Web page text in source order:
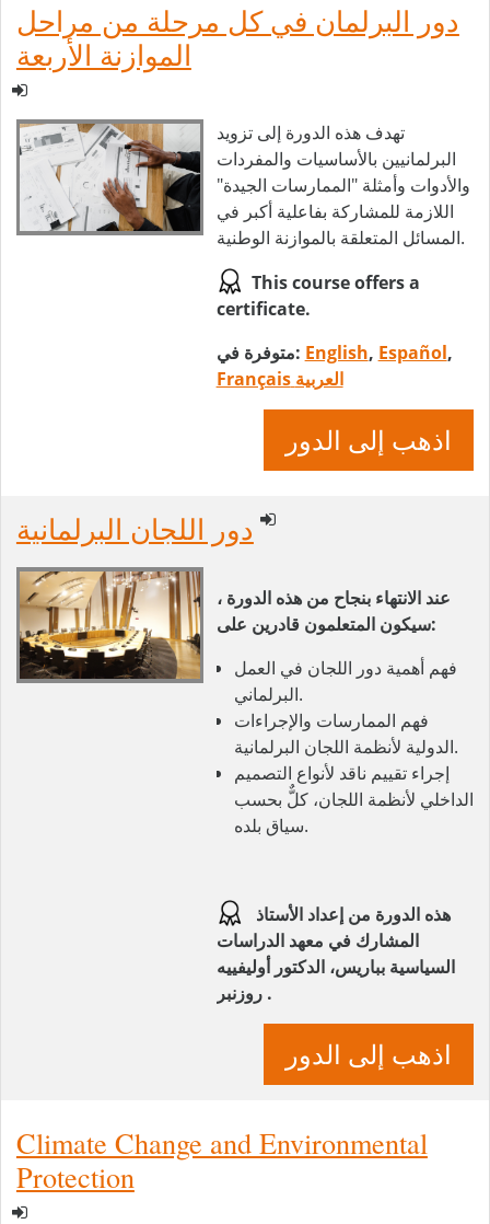
دور البرلمان في كل مرحلة من مراحل
الموازنة الأربعة
تهدف هذه الدورة إلى تزويد
البرلمانيين بالأساسيات والمفردات
والأدوات وأمثلة "الممارسات الجيدة"
اللازمة للمشاركة بفاعلية أكبر في
المسائل المتعلقة بالموازنة الوطنية.
This course offers a
certificate.
متوفرة في: English, Español,
Français العربية
اذهب إلى الدور
دور اللجان البرلمانية
عند الانتهاء بنجاح من هذه الدورة ،
سيكون المتعلمون قادرين على:
فهم أهمية دور اللجان في العمل
البرلماني.
فهم الممارسات والإجراءات
الدولية لأنظمة اللجان البرلمانية.
إجراء تقييم ناقد لأنواع التصميم
الداخلي لأنظمة اللجان، كلٌّ بحسب
سياق بلده.
المشارك في معهد الدراسات
السياسية بباريس، الدكتور أوليفييه
روزنبر .
اذهب إلى الدور
Climate Change and Environmental
Protection